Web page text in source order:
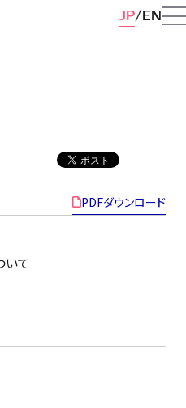
JP EN
PDFダウンロード
て